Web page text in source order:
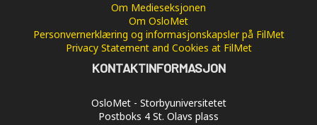
Om Medieseksjonen
Om OsloMet
Personvernerklæring og informasjonskapsler på FilMet
Privacy Statement and Cookies at FilMet
KONTAKTINFORMASJON
OsloMet - Storbyuniversitetet
Postboks 4 St. Olavs plass